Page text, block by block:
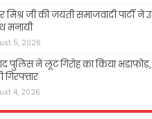
मिश्र जी की जयंती समाजवादी पार्टी ने
मनायी
5, 2026
पुलिस ने लूट गिरोह का किया
गिरफ्तार
4, 2026